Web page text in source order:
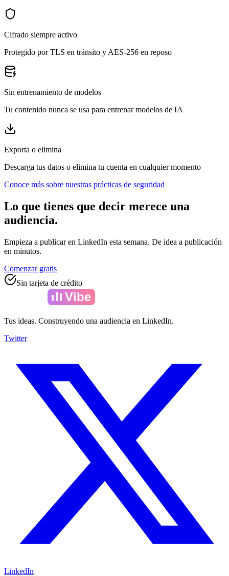
Cifrado siempre activo
Protegido por TLS en tránsito y AES-256 en reposo
Sin entrenamiento de modelos
Tu contenido nunca se usa para entrenar modelos de IA
Exporta o elimina
Descarga tus datos o elimina tu cuenta en cualquier momento
Conoce más sobre nuestras prácticas de seguridad
Lo que tienes que decir merece una
audiencia.
Empieza a publicar en LinkedIn esta semana. De idea a publicación
en minutos.
Comenzar gratis
Sin tarjeta de crédito
Vibe
Tus ideas. Construyendo una audiencia en LinkedIn.
Twitter
LinkedIn